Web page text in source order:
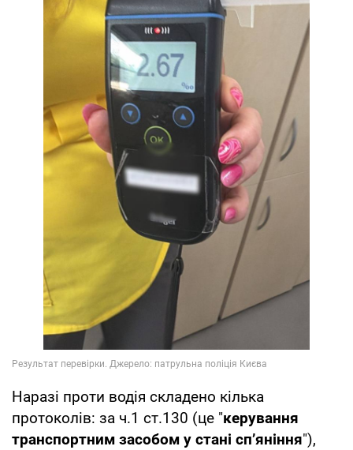
Наразі проти водія складено кілька
протоколів: за ч.1 ст.130 (це "керування
транспортним засобом у стані сп’яніння"),